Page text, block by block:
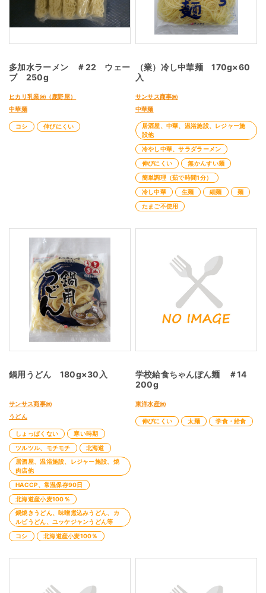
多加水ラーメン ＃22 ウェー
ブ 250g
ヒカリ乳業㈱（鹿野屋）
中華麺
コシ 伸びにくい
（業）冷し中華麺 170g×60
入
サンサス商事㈱
中華麺
居酒屋、中華、温浴施設、レジャー施
設他
冷やし中華、サラダラーメン
伸びにくい
無かんすい麺
簡単調理（茹で時間1分）
冷し中華
生麺 細麺
麺
たまご不使用
鍋用うどん 180g×30入
サンサス商事㈱
うどん
しょっぱくない
寒い時期
ツルツル、モチモチ
北海道
居酒屋、温浴施設、レジャー施設、焼
肉店他
HACCP、常温保存90日
北海道産小麦100％
鍋焼きうどん、味噌煮込みうどん、カ
ルビうどん、ユッケジャンうどん等
コシ
北海道産小麦100％
学校給食ちゃんぽん麺 ＃14
200g
東洋水産㈱
伸びにくい 太麺 学食・給食